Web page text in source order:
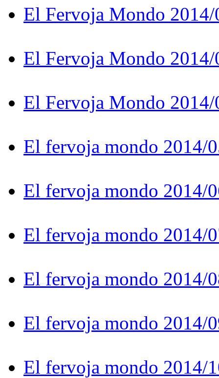
El Fervoja Mondo 2014/
El Fervoja Mondo 2014/
El Fervoja Mondo 2014/
El fervoja mondo 2014/
El fervoja mondo 2014/
El fervoja mondo 2014/
El fervoja mondo 2014/
El fervoja mondo 2014/
El fervoja mondo 2014/